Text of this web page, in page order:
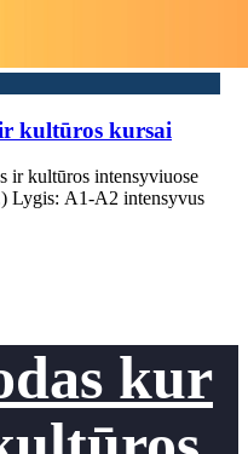
kultūros kursai
ir kultūros intensyviuose
Lygis: A1-A2 intensyvus
kur